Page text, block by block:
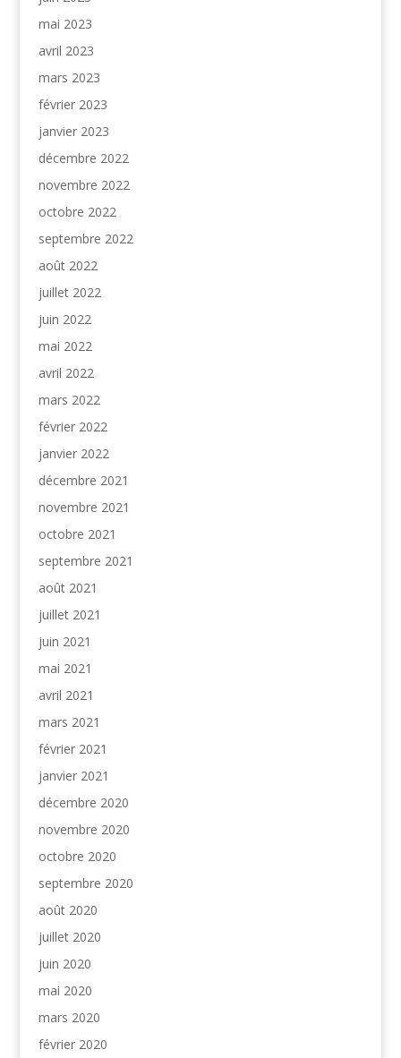
mai 2023
avril 2023
mars 2023
février 2023
janvier 2023
décembre 2022
novembre 2022
octobre 2022
septembre 2022
août 2022
juillet 2022
juin 2022
mai 2022
avril 2022
mars 2022
février 2022
janvier 2022
décembre 2021
novembre 2021
octobre 2021
septembre 2021
août 2021
juillet 2021
juin 2021
mai 2021
avril 2021
mars 2021
février 2021
janvier 2021
décembre 2020
novembre 2020
octobre 2020
septembre 2020
août 2020
juillet 2020
juin 2020
mai 2020
mars 2020
février 2020